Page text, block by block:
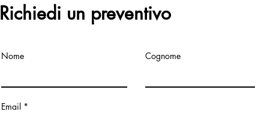
Richiedi un preventivo
Nome Cognome
Email